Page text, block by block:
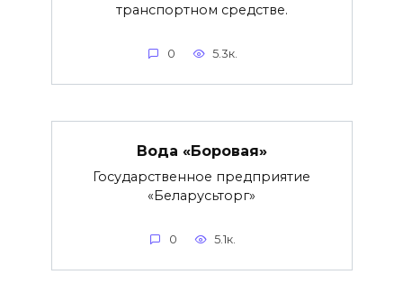
транспортном средстве.
0 5.3к.
Вода «Боровая»
Государственное предприятие
«Беларусьторг»
0 5.1к.